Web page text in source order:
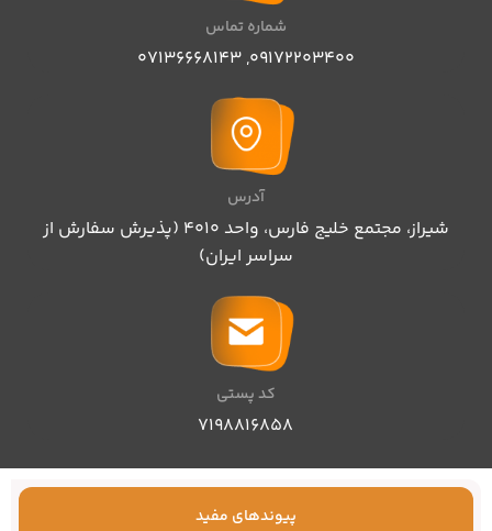
شماره تماس
09172203400
,
07136668143
آدرس
شیراز، مجتمع خلیج فارس، واحد ۴۰۱۰ (پذیرش سفارش از
سراسر ایران)
کد پستی
۷۱۹۸۸۱۶۸۵۸
پیوندهای مفید